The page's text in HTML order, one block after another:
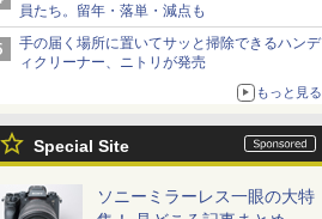
員たち。留年・落単・減点も
手の届く場所に置いてサッと掃除できるハンデ
ィクリーナー、ニトリが発売
もっと見る
Special Site
ソニーミラーレス一眼の大特